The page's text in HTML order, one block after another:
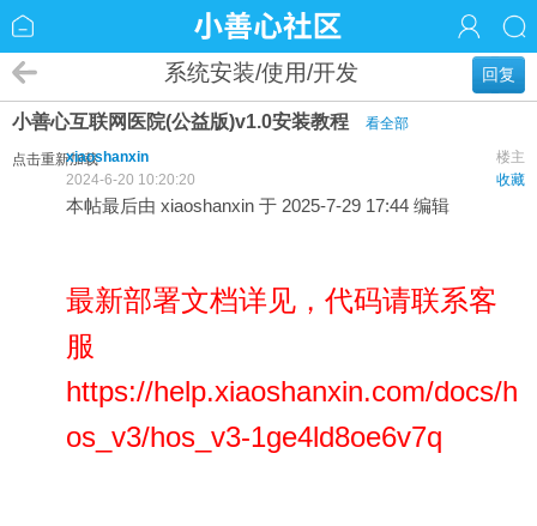
回复
系统安装/使用/开发
小善心互联网医院(公益版)v1.0安装教程 看全部
点击重新加载 楼主
xiaoshanxin
收藏
2024-6-20 10:20:20
本帖最后由 xiaoshanxin 于 2025-7-29 17:44 编辑
最新部署文档详见，代码请联系客
服
https://help.xiaoshanxin.com/docs/h
os_v3/hos_v3-1ge4ld8oe6v7q